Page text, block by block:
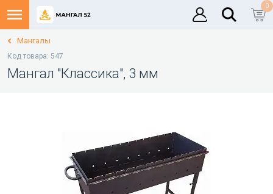
0
Мангалы
Код товара: 547
Мангал "Классика", 3 мм